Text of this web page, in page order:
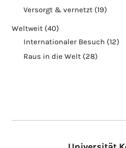
Versorgt & vernetzt (19)
Weltweit (40)
Internationaler Besuch (12)
Raus in die Welt (28)